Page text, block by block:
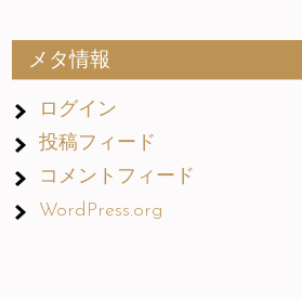
メタ情報
ログイン
投稿フィード
コメントフィード
WordPress.org